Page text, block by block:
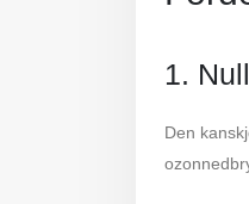
1.
Den